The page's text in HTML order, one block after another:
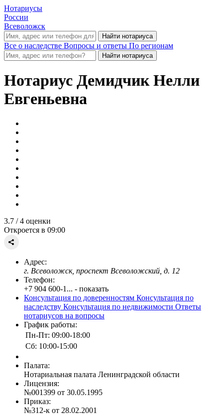
Нотариусы
России
Всеволожск
Все о наследстве Вопросы и ответы По регионам
Нотариус Демидчик Нелли
Евгеньевна
3.7 / 4 оценки
Откроется в 09:00
Адрес:
г. Всеволожск, проспект Всеволожский, д. 12
Телефон:
+7 904 600-1... - показать
Консультация по доверенностям Консультация по
наследству Консультация по недвижимости Ответы
нотариусов на вопросы
График работы:
Пн-Пт: 09:00-18:00
Сб: 10:00-15:00
Палата:
Нотариальная палата Ленинградской области
Лицензия:
№001399 от 30.05.1995
Приказ:
№312-к от 28.02.2001